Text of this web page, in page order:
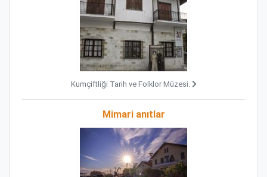
Kumçiftliği Tarih ve Folklor Müzesi.
Mimari anıtlar